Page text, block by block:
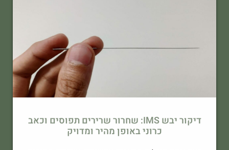
דיקור יבש IMS: שחרור שרירים תפוסים וכאב
כרוני באופן מהיר ומדויק